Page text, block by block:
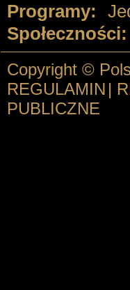
Programy:
Społeczności:
Copyright ©
REGULAMIN |
PUBLICZNE